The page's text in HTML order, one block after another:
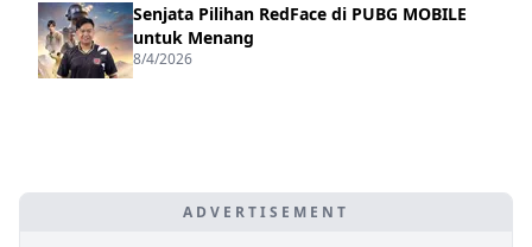
Senjata Pilihan RedFace di PUBG MOBILE
untuk Menang
8/4/2026
ADVERTISEMENT